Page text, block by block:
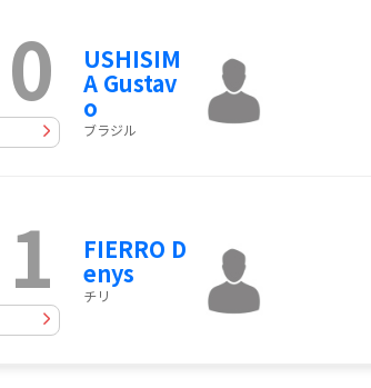
0 USHISIM
A Gustav
o
ブラジル
1 FIERRO D
enys
チリ